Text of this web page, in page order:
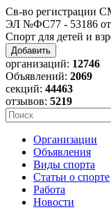
Св-во регистрации
ЭЛ №ФС77 - 53186 от
Спорт для детей и
Добавить
организаций: 12746
Объявлений: 2069
секций: 44463
отзывов: 5219
Организации
Объявления
Виды спорта
Статьи о спорте
Работа
Новости